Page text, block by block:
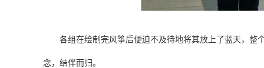
各组在绘制完风筝后便迫不及待地将其放上了蓝天，整
念，结伴而归。